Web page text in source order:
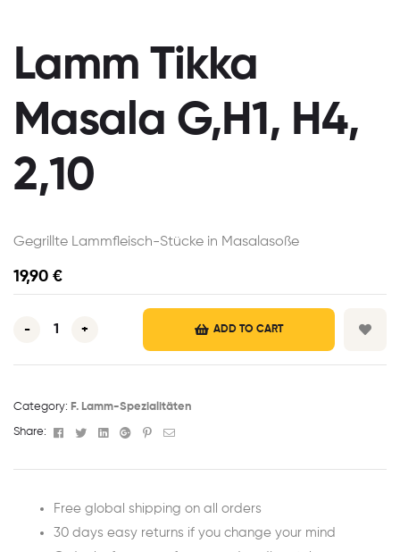
Lamm Tikka
Masala G,H1, H4,
2,10
Gegrillte Lammfleisch-Stücke in Masalasoße
19,90 €
- + ADD TO CART
Category: F. Lamm-Spezialitäten
Share: Facebook
TwitterLinkedinGoogle+Pinterest
Email
Free global shipping on all orders
30 days easy returns if you change your mind